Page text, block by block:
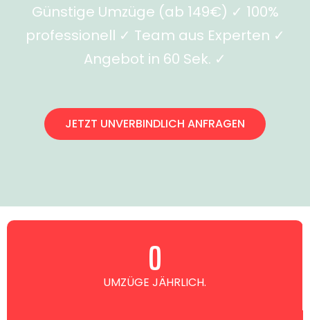
Günstige Umzüge (ab 149€) ✓ 100%
professionell ✓ Team aus Experten ✓
Angebot in 60 Sek. ✓
JETZT UNVERBINDLICH ANFRAGEN
UMZÜGE JÄHRLICH.
0